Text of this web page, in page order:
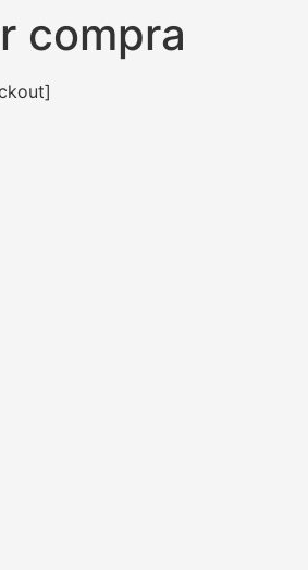
compra